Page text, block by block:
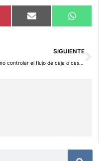
Compartir
en
Email
en
SIGUIENTE
Cómo controlar el flujo de caja o cashflow: consejos básicos